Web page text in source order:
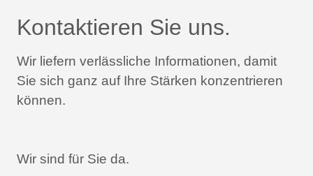
Kontaktieren Sie uns.
Wir liefern verlässliche Informationen, damit
Sie sich ganz auf Ihre Stärken konzentrieren
können.
Wir sind für Sie da.